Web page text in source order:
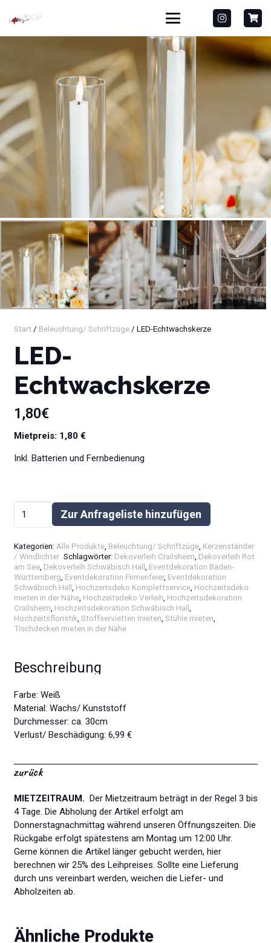
Start/ Beleuchtung/ Schriftzüge/ LED-Echtwachskerze
LED-
Echtwachskerze
1,80€
Mietpreis: 1,80 €
Inkl. Batterien und Fernbedienung
EchtwachskerzeZur Anfrageliste hinzufügen
Alternative:
Kategorien: Alle Produkte, Beleuchtung/ Schriftzüge, Kerzenständer
/ Windlichter Schlagwörter: Dekoverleih Crailsheim, Dekoverleih Rot
am See, Dekoverleih Schwäbisch Hall, Eventdekoration Baden-
Württemberg, Eventdekoration Firmenfeier, Eventdekoration
Schwäbisch Hall, Hochzeitsdeko Komplettservice, Hochzeitsdeko
mieten in der Nähe, Hochzeitsdeko Verleih, Hochzeitsdekoration
Crailsheim, Hochzeitsdekoration Schwäbisch Hall,
Hochzeitsfloristik, Stoffservietten mieten, Stühle mieten,
Tischdecken mieten in der Nähe
Beschreibung
Farbe: Weiß
Material: Wachs/ Kunststoff
Durchmesser: ca. 30cm
Verlust/ Beschädigung: 6,99 €
zurück
MIETZEITRAUM. Der Mietzeitraum beträgt in der Regel 3 bis
4 Tage. Die Abholung der Artikel erfolgt am
Donnerstagnachmittag während unseren Öffnungszeiten. Die
Rückgabe erfolgt spätestens am Montag um 12:00 Uhr.
Gerne können die Artikel länger gebucht werden, hier
berechnen wir 25% des Leihpreises. Sollte eine Lieferung
durch uns vereinbart werden, weichen die Liefer- und
Abholzeiten ab.
Ähnliche Produkte